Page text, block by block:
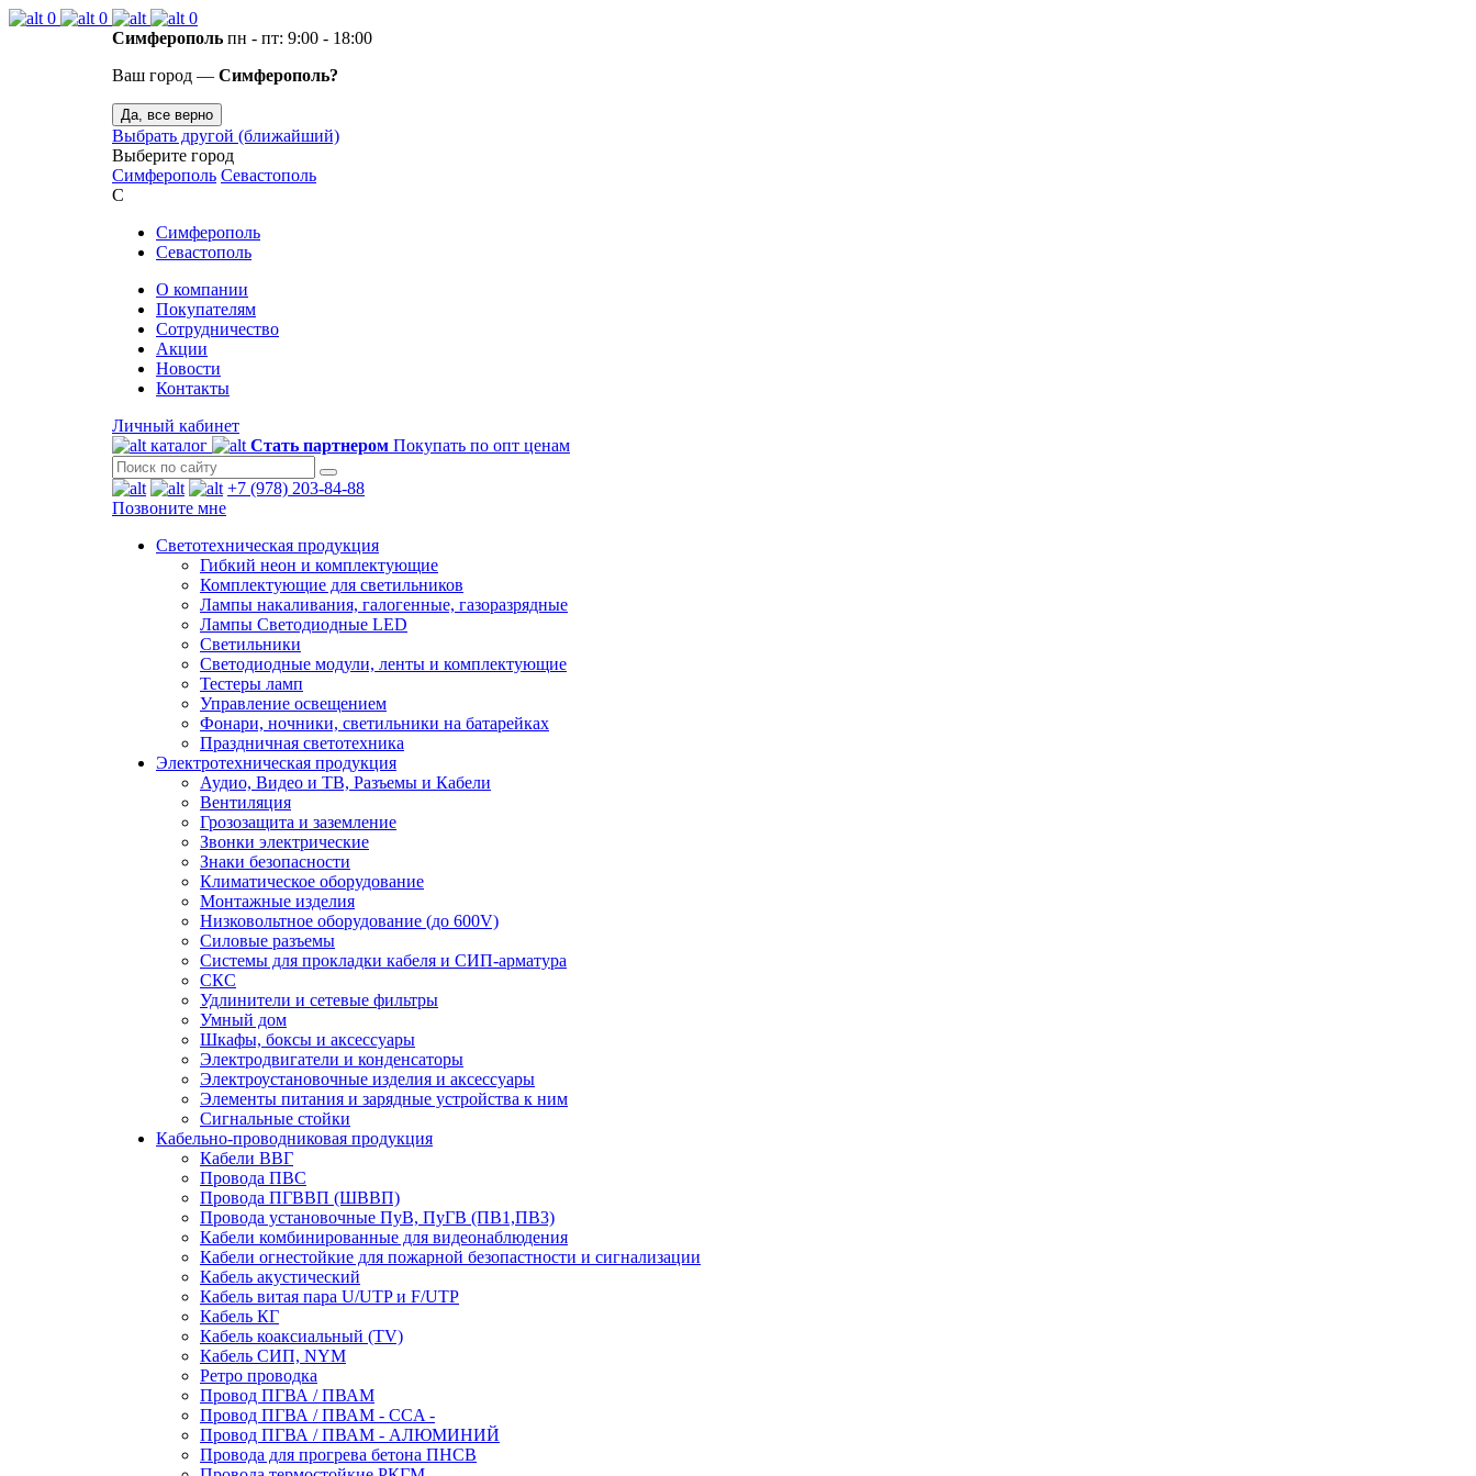
0 0
0
Симферополь пн - пт: 9:00 - 18:00
Ваш город — Симферополь?
Да, все верно
Выбрать другой (ближайший)
Выберите город
Симферополь Севастополь
С
Симферополь
Севастополь
О компании
Покупателям
Сотрудничество
Акции
Новости
Контакты
Личный кабинет
каталог
Стать партнером Покупать по опт ценам
+7 (978) 203-84-88
Позвоните мне
Светотехническая продукция
Гибкий неон и комплектующие
Комплектующие для светильников
Лампы накаливания, галогенные, газоразрядные
Лампы Светодиодные LED
Светильники
Светодиодные модули, ленты и комплектующие
Тестеры ламп
Управление освещением
Фонари, ночники, светильники на батарейках
Праздничная светотехника
Электротехническая продукция
Аудио, Видео и ТВ, Разъемы и Кабели
Вентиляция
Грозозащита и заземление
Звонки электрические
Знаки безопасности
Климатическое оборудование
Монтажные изделия
Низковольтное оборудование (до 600V)
Силовые разъемы
Системы для прокладки кабеля и СИП-арматура
СКС
Удлинители и сетевые фильтры
Умный дом
Шкафы, боксы и аксессуары
Электродвигатели и конденсаторы
Электроустановочные изделия и аксессуары
Элементы питания и зарядные устройства к ним
Сигнальные стойки
Кабельно-проводниковая продукция
Кабели ВВГ
Провода ПВС
Провода ПГВВП (ШВВП)
Провода установочные ПуВ, ПуГВ (ПВ1,ПВ3)
Кабели комбинированные для видеонаблюдения
Кабели огнестойкие для пожарной безопастности и сигнализации
Кабель акустический
Кабель витая пара U/UTP и F/UTP
Кабель КГ
Кабель коаксиальный (TV)
Кабель СИП, NYM
Ретро проводка
Провод ПГВА / ПВАМ
Провод ПГВА / ПВАМ - CCA -
Провод ПГВА / ПВАМ - АЛЮМИНИЙ
Провода для прогрева бетона ПНСВ